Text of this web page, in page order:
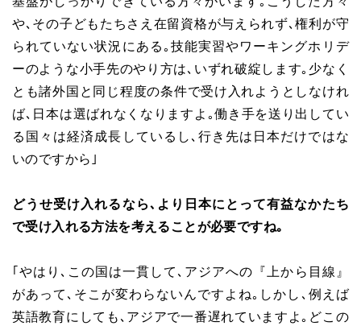
や､その子どもたちさえ在留資格が与えられず､権利が守
られていない状況にある｡技能実習やワーキングホリデ
ーのような小手先のやり方は､いずれ破綻します｡少なく
とも諸外国と同じ程度の条件で受け入れようとしなけれ
ば､日本は選ばれなくなりますよ｡働き手を送り出してい
る国々は経済成長しているし､行き先は日本だけではな
いのですから｣
どうせ受け入れるなら､より日本にとって有益なかたち
で受け入れる方法を考えることが必要ですね｡
｢やはり､この国は一貫して､アジアへの『上から目線』
があって､そこが変わらないんですよね｡しかし､例えば
英語教育にしても､アジアで一番遅れていますよ｡どこの